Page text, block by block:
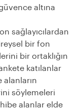
altına
sağlayıcılardan
bir fon
bir ortaklığın
katılanlar
alanların
söylemeleri
alanlar elde